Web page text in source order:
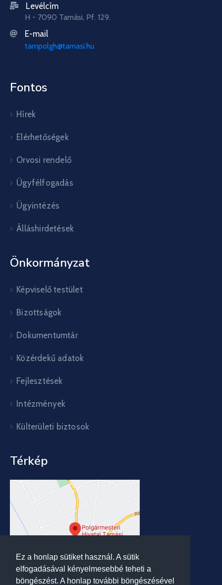
Ez a honlap sütiket használ. A sütik
elfogadásával kényelmesebbé teheti a
böngészést. A honlap további böngészésével
Levélcím
H - 7090 Tamási, Pf. 129.
E-mail
tampolgh@tamasi.hu
Fontos
Hírek
Elérhetőségek
Orvosi rendelő
Ügyfélfogadás
Ügyintézés
Álláshirdetések
Önkormányzat
Képviselő testület
Bizottságok
Dokumentumtár
Közérdekű adatok
Fejlesztések
Intézmények
Külterületi biztosok
Térkép